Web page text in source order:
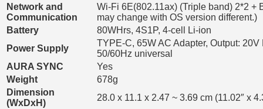
Network and
Communication
Wi-Fi 6E(802.11ax) (Triple band) 2*2
may change with OS version different.)
Battery
80WHrs, 4S1P, 4-cell Li-ion
Power Supply
TYPE-C, 65W AC Adapter, Output:
50/60Hz universal
AURA SYNC
Yes
Weight
678g
Dimension
(WxDxH)
28.0 x 11.1 x 2.47 ~ 3.69 cm (11.02″ x